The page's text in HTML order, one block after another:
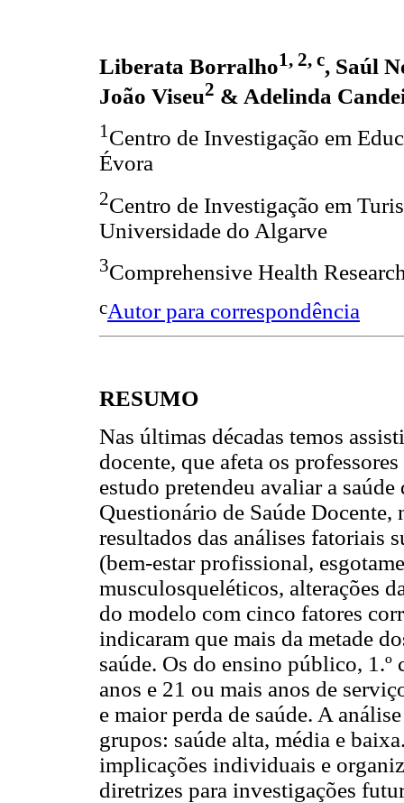
Liberata Borralho1, 2, c, Saúl
João Viseu2 & Adelinda
1 Centro de Investigação em
Évora
2Centro de Investigação em
Universidade do Algarve
3Comprehensive Health
cAutor para correspondência
RESUMO
Nas últimas décadas temos
docente, que afeta os
estudo pretendeu avaliar a
Questionário de Saúde Docente,
resultados das análises fatoriais
(bem-estar profissional,
musculosqueléticos, alterações
do modelo com cinco fatores
indicaram que mais da metade
saúde. Os do ensino público,
anos e 21 ou mais anos de
e maior perda de saúde. A
grupos: saúde alta, média e
implicações individuais e
diretrizes para investigações